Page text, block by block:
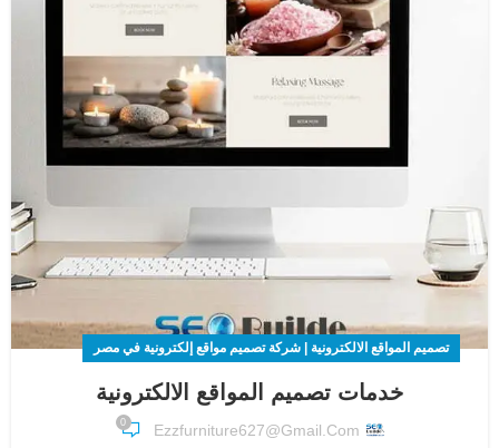
تصميم المواقع الالكترونية | شركة تصميم مواقع إلكترونية في مصر
خدمات تصميم المواقع الالكترونية
Ezzfurniture627@gmail.com
0